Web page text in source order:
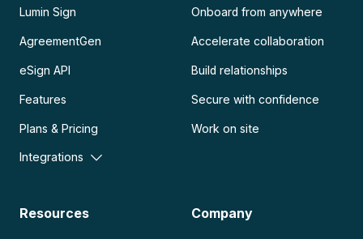
Lumin Sign
AgreementGen
eSign API
Features
Plans & Pricing
Integrations
Onboard from anywhere
Accelerate collaboration
Build relationships
Secure with confidence
Work on site
Resources Company